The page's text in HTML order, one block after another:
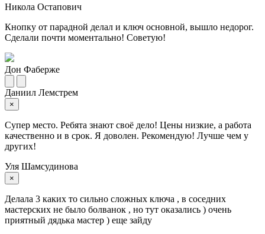
Никола Остапович
Кнопку от парадной делал и ключ основной, вышло недорог.
Сделали почти моментально! Советую!
Дон Фаберже
Даниил Лемстрем
×
Супер место. Ребята знают своё дело! Цены низкие, а работа
качественно и в срок. Я доволен. Рекомендую! Лучше чем у
других!
Уля Шамсудинова
×
Делала 3 каких то сильно сложных ключа , в соседних
мастерских не было болванок , но тут оказались ) очень
приятный дядька мастер ) еще зайду